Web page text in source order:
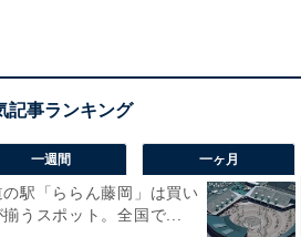
一週間 一ヶ月
の駅「ららん藤岡」は買い
うスポット。全国で...